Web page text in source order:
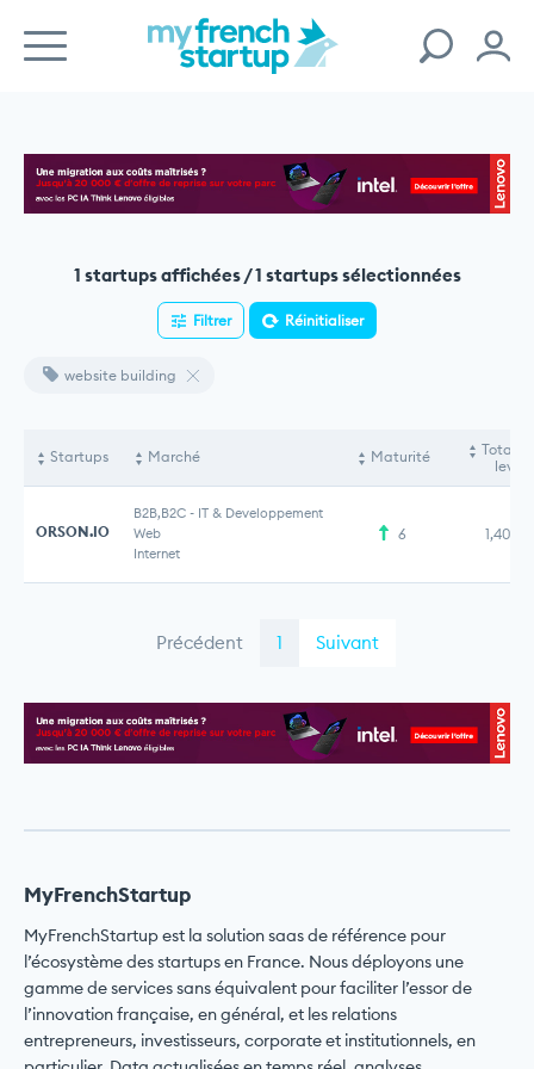
1 startups affichées / 1 startups sélectionnées
Filtrer Réinitialiser
website building
Startups Marché Maturité
Total
levés
ORSON.IO
B2B,B2C - IT & Developpement
Web
Internet
6 1,40
Précédent 1 Suivant
MyFrenchStartup
MyFrenchStartup est la solution saas de référence pour
l’écosystème des startups en France. Nous déployons une
gamme de services sans équivalent pour faciliter l’essor de
l’innovation française, en général, et les relations
entrepreneurs, investisseurs, corporate et institutionnels, en